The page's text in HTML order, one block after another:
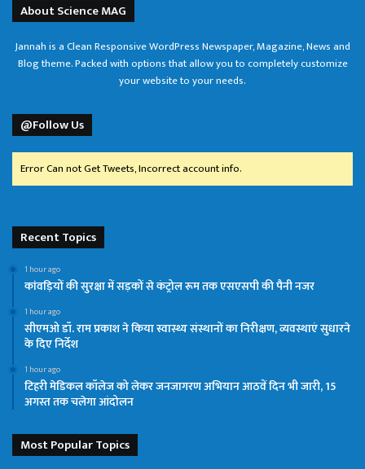
About Science MAG
Jannah is a Clean Responsive WordPress Newspaper, Magazine, News and
Blog theme. Packed with options that allow you to completely customize
your website to your needs.
@Follow Us
Error Can not Get Tweets, Incorrect account info.
Recent Topics
1 hour ago
कांवड़ियों की सुरक्षा में सड़कों से कंट्रोल रूम तक एसएसपी की पैनी नजर
1 hour ago
सीएमओ डॉ. राम प्रकाश ने किया स्वास्थ्य संस्थानों का निरीक्षण, व्यवस्थाएं सुधारने
के दिए निर्देश
1 hour ago
टिहरी मेडिकल कॉलेज को लेकर जनजागरण अभियान आठवें दिन भी जारी, 15
अगस्त तक चलेगा आंदोलन
Most Popular Topics